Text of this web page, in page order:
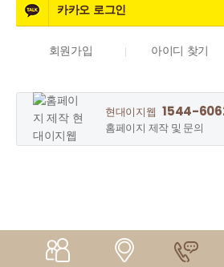
카카오 로그인
회원가입 아이디 찾기
현대이지웹 1544-
홈페이지 제작 및 문의